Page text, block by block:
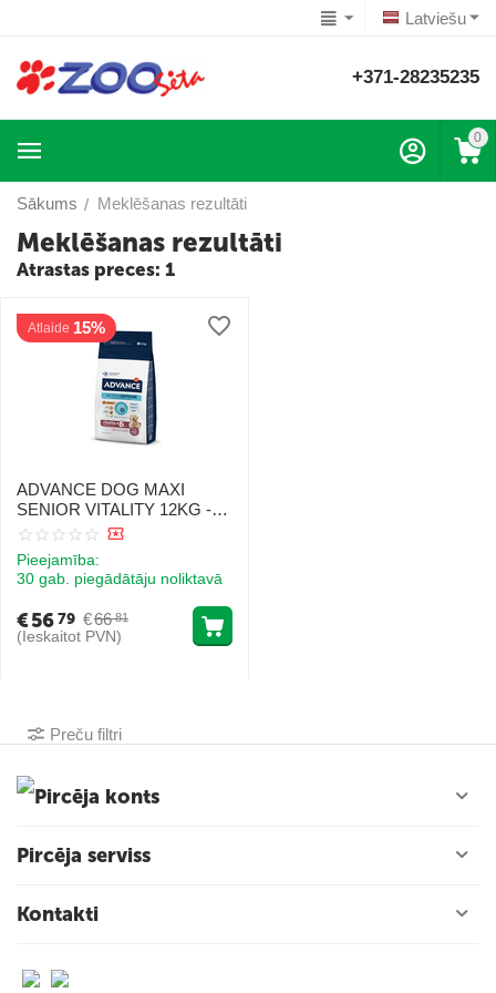
Latviešu
+371-28235235
0
Sākums / Meklēšanas rezultāti
Meklēšanas rezultāti
Atrastas preces: 1
Atlaide 15%
ADVANCE DOG MAXI
SENIOR VITALITY 12KG -
Pieaugušie lielo šķirņu suņi
gadiem
Pieejamība:
30 gab. piegādātāju noliktavā
€66 81
€5679
(Ieskaitot PVN)
Preču filtri
Pircēja konts
Pircēja serviss
Kontakti